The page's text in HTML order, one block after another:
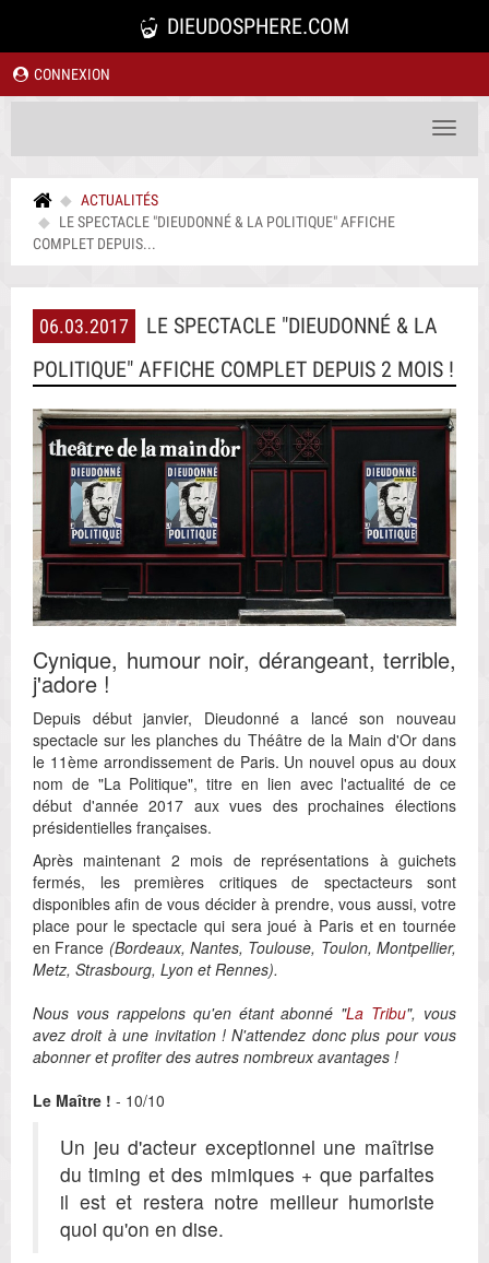
DIEUDOSPHERE.COM
CONNEXION
Toggle
ACTUALITÉS
LE SPECTACLE "DIEUDONNÉ & LA POLITIQUE" AFFICHE
COMPLET DEPUIS...
06.03.2017
LE SPECTACLE "DIEUDONNÉ & LA
POLITIQUE" AFFICHE COMPLET DEPUIS 2 MOIS !
Cynique, humour noir, dérangeant, terrible,
j'adore !
Depuis début janvier, Dieudonné a lancé son nouveau
spectacle sur les planches du Théâtre de la Main d'Or dans
le 11ème arrondissement de Paris. Un nouvel opus au doux
nom de "La Politique", titre en lien avec l'actualité de ce
début d'année 2017 aux vues des prochaines élections
présidentielles françaises.
Après maintenant 2 mois de représentations à guichets
fermés, les premières critiques de spectacteurs sont
disponibles afin de vous décider à prendre, vous aussi, votre
place pour le spectacle qui sera joué à Paris et en tournée
en France (Bordeaux, Nantes, Toulouse, Toulon, Montpellier,
Metz, Strasbourg, Lyon et Rennes).
Nous vous rappelons qu'en étant abonné "La Tribu", vous
avez droit à une invitation ! N'attendez donc plus pour vous
abonner et profiter des autres nombreux avantages !
Le Maître ! - 10/10
Un jeu d'acteur exceptionnel une maîtrise
du timing et des mimiques + que parfaites
il est et restera notre meilleur humoriste
quoi qu'on en dise.